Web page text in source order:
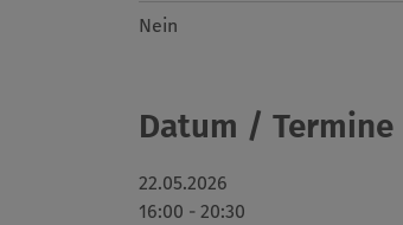
Nein
Datum / Termine
22.05.2026
16:00 - 20:30